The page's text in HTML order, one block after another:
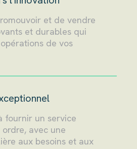
et de vendre
et durables qui
de vos
fournir un service
avec une
aux besoins et aux